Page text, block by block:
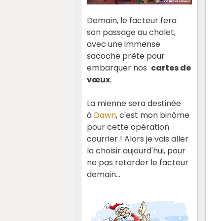
Demain, le facteur fera
son passage au chalet,
avec une immense
sacoche prête pour
embarquer nos cartes de
vœux.
La mienne sera destinée
à Dawn, c'est mon binôme
pour cette opération
courrier ! Alors je vais aller
la choisir aujourd'hui, pour
ne pas retarder le facteur
demain...